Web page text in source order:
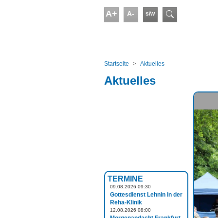
A+ A- s/w
Startseite
Aktuelles
Aktuelles
TERMINE
09.08.2026 09:30
Gottesdienst Lehnin in der
Reha-Klinik
12.08.2026 08:00